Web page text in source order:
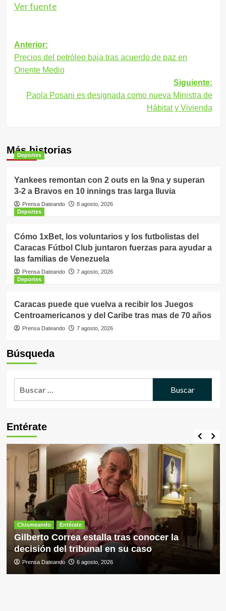
Ver fuente
Navegación
de
entradas
Anterior:
Precios del petróleo baja tras acuerdo de paz en
Oriente Medio
Siguiente:
Paola Posani es designada como nueva Ministra de
Hábitat y Vivienda
Más historias
Deportes
Yankees remontan con 2 outs en la 9na y superan
3-2 a Bravos en 10 innings tras larga lluvia
Prensa Dateando
8 agosto, 2026
Deportes
Cómo 1xBet, los voluntarios y los futbolistas del
Caracas Fútbol Club juntaron fuerzas para ayudar a
las familias de Venezuela
Prensa Dateando
7 agosto, 2026
Deportes
Caracas puede que vuelva a recibir los Juegos
Centroamericanos y del Caribe tras mas de 70 años
Prensa Dateando 7 agosto, 2026
Búsqueda
Entérate
Chismeando Entérate
Gilberto Correa estalla tras conocer la
decisión del tribunal en su caso
Prensa Dateando 6 agosto, 2026